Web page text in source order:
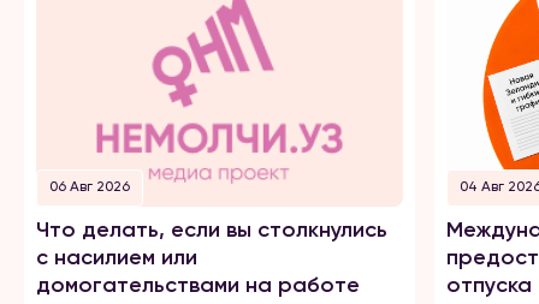
06 Авг 2026
Что делать, если вы столкнулись
с насилием или
домогательствами на работе
04 Авг